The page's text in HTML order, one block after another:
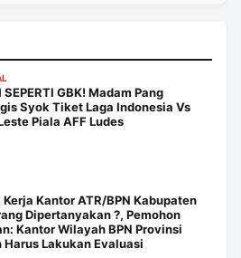
SEPERTI GBK! Madam Pang
Syok Tiket Laga Indonesia Vs
Piala AFF Ludes
Kantor ATR/BPN Kabupaten
Dipertanyakan ?, Pemohon
Kantor Wilayah BPN Provinsi
Harus Lakukan Evaluasi